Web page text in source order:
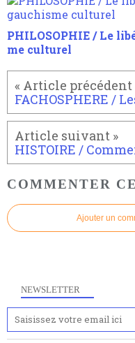
PHILOSOPHIE / Le
me culturel
COMMENTER
Ajouter un
NEWSLETTER